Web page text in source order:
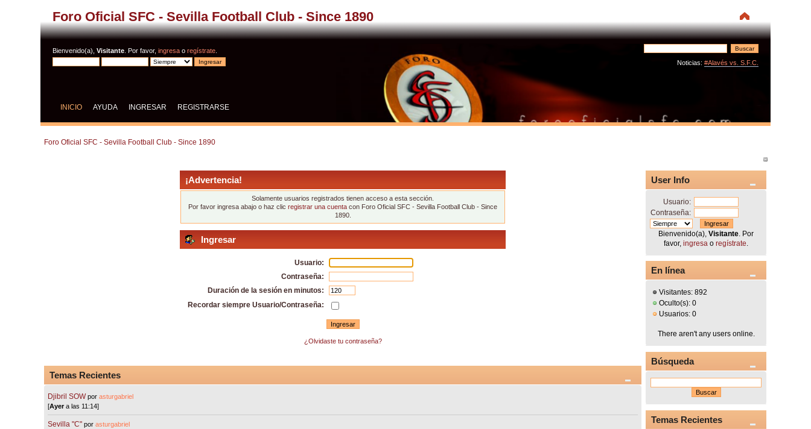
Foro Oficial SFC - Sevilla Football Club - Since 1890
Bienvenido(a),Visitante . Por favor,ingresa oregístrate
Noticias: #Alavés vs. S.F.C.
INICIO AYUDA INGRESAR REGISTRARSE
Foro Oficial SFC - Sevilla Football Club - Since 1890
¡Advertencia!
Solamente usuarios registrados tienen acceso a esta sección.
Por favor ingresa abajo o haz clicregistrar una cuenta con Foro Oficial SFC - Sevilla Football Club - Since
1890.
Ingresar
Usuario:
Contraseña:
Duración de la sesión en minutos:
Recordar siempre Usuario/Contraseña:
¿Olvidaste tu contraseña?
Temas Recientes
Djibril SOW porasturgabriel
[Ayera las 11:14]
Sevilla "C"porasturgabriel
User Info
Usuario:
Contraseña:
Bienvenido(a),Visitante . Por
favor,ingresa oregístrate
En línea
Visitantes: 892
Oculto(s): 0
Usuarios: 0
There aren't any users online.
Búsqueda
Temas Recientes